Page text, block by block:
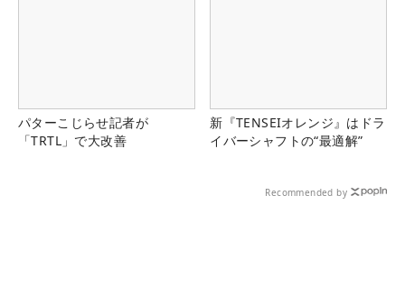
パターこじらせ記者が
「TRTL」で大改善
新『TENSEIオレンジ』はドラ
イバーシャフトの“最適解”
Recommended by